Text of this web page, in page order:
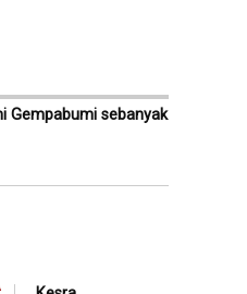
Gempabumi sebanyak